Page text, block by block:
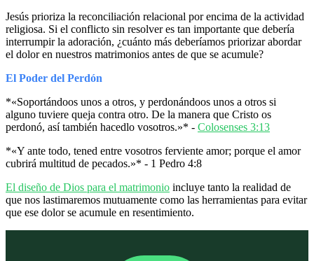
Jesús prioriza la reconciliación relacional por encima de la actividad
religiosa. Si el conflicto sin resolver es tan importante que debería
interrumpir la adoración, ¿cuánto más deberíamos priorizar abordar
el dolor en nuestros matrimonios antes de que se acumule?
El Poder del Perdón
*«Soportándoos unos a otros, y perdonándoos unos a otros si
alguno tuviere queja contra otro. De la manera que Cristo os
perdonó, así también hacedlo vosotros.»* - Colosenses 3:13
*«Y ante todo, tened entre vosotros ferviente amor; porque el amor
cubrirá multitud de pecados.»* - 1 Pedro 4:8
El diseño de Dios para el matrimonio incluye tanto la realidad de
que nos lastimaremos mutuamente como las herramientas para evitar
que ese dolor se acumule en resentimiento.